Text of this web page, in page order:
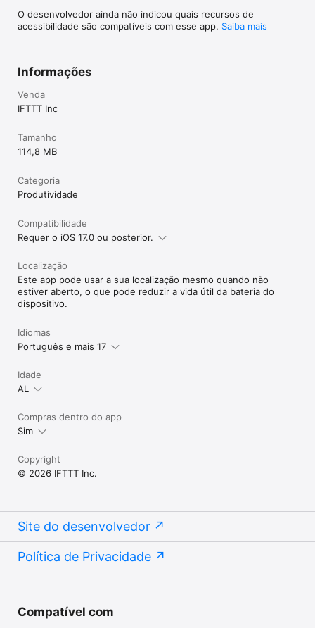
O desenvolvedor ainda não indicou quais recursos de
acessibilidade são compatíveis com esse app. Saiba mais
Informações
Venda
IFTTT Inc
Tamanho
114,8 MB
Categoria
Produtividade
Compatibilidade
Requer o iOS 17.0 ou posterior.
Localização
Este app pode usar a sua localização mesmo quando não
estiver aberto, o que pode reduzir a vida útil da bateria do
dispositivo.
Idiomas
Português e mais 17
Idade
AL
Compras dentro do app
Sim
Copyright
© 2026 IFTTT Inc.
Site do desenvolvedor
Política de Privacidade
Compatível com